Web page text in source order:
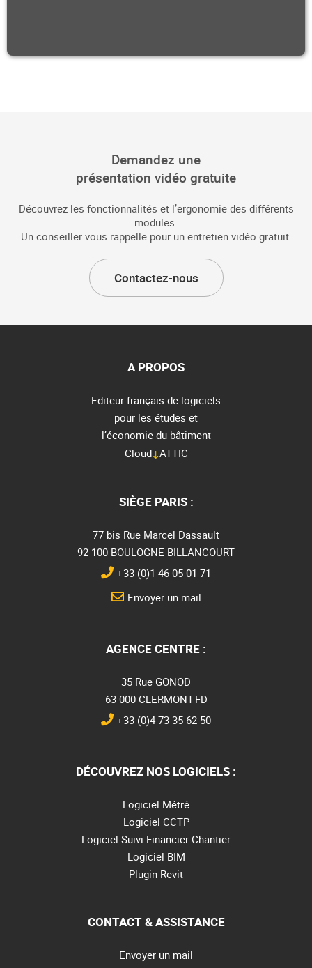
Demandez une
présentation vidéo gratuite
Découvrez les fonctionnalités et l’ergonomie des différents
modules.
Un conseiller vous rappelle pour un entretien vidéo gratuit.
Contactez-nous
A PROPOS
Editeur français de logiciels
pour les études et
l’économie du bâtiment
Cloud↓ATTIC
SIÈGE PARIS :
77 bis Rue Marcel Dassault
92 100 BOULOGNE BILLANCOURT
+33 (0)1 46 05 01 71
Envoyer un mail
AGENCE CENTRE :
35 Rue GONOD
63 000 CLERMONT-FD
+33 (0)4 73 35 62 50
DÉCOUVREZ NOS LOGICIELS :
Logiciel Métré
Logiciel CCTP
Logiciel Suivi Financier Chantier
Logiciel BIM
Plugin Revit
CONTACT & ASSISTANCE
Envoyer un mail